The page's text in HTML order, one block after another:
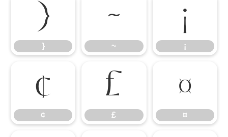
}
}
~
~
¡
¡
¢
¢
£
£
¤
¤